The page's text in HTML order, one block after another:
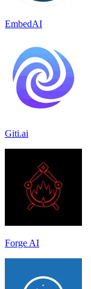
EmbedAI
Giti.ai
Forge AI